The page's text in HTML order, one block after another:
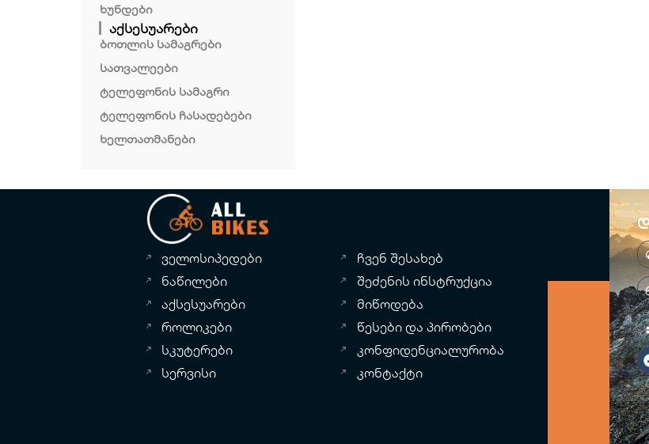
ხუნდები
აქსესუარები
ბოთლის სამაგრები
სათვალეები
ტელეფონის სამაგრი
ტელეფონის ჩასადებები
ხელთათმანები
ველოსიპედები
ნაწილები
აქსესუარები
როლიკები
სკუტერები
სერვისი
ჩვენ შესახებ
შეძენის ინსტრუქცია
მიწოდება
წესები და პირობები
კონფიდენციალურობა
კონტაქტი